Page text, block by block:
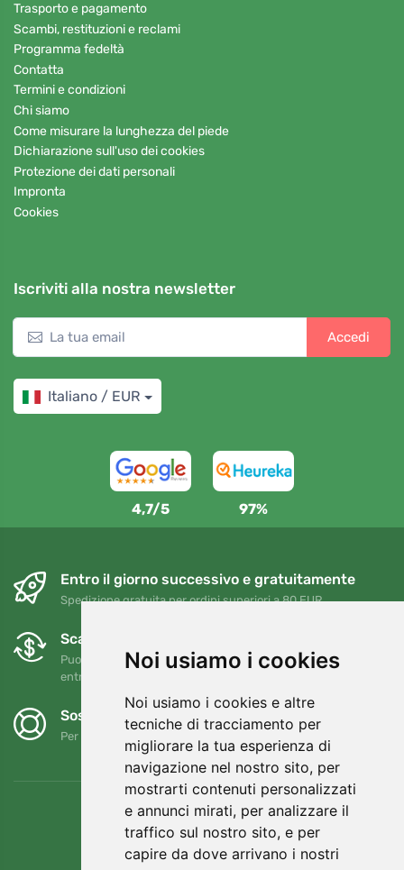
Noi usiamo i cookies
Noi usiamo i cookies e altre
tecniche di tracciamento per
migliorare la tua esperienza di
navigazione nel nostro sito, per
mostrarti contenuti personalizzati
e annunci mirati, per analizzare il
traffico sul nostro sito, e per
capire da dove arrivano i nostri
Trasporto e pagamento
Scambi, restituzioni e reclami
Programma fedeltà
Contatta
Termini e condizioni
Chi siamo
Come misurare la lunghezza del piede
Dichiarazione sull'uso dei cookies
Protezione dei dati personali
Impronta
Cookies
Iscriviti alla nostra newsletter
Accedi
Italiano / EUR
4,7/5 97%
Entro il giorno successivo e gratuitamente
Spedizione gratuita per ordini superiori a 80 EUR
Scambi e resi gratuiti
Puoi restituire o cambiare il tuo ordine in qualsiasi momento
entro 90 giorni
Sosteniamo Trees.org
Per ogni ordine piantiamo un albero! Leggi di più